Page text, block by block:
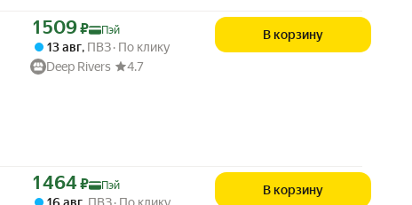
Цена с картой Яндекс Пэй 1509 ₽ вместо
1 509₽ Пэй
13 авг, ПВЗ По клику
Deep Rivers
4.7
В корзину
Цена с картой Яндекс Пэй 1464 ₽ вместо
1 464 ₽ Пэй В корзину